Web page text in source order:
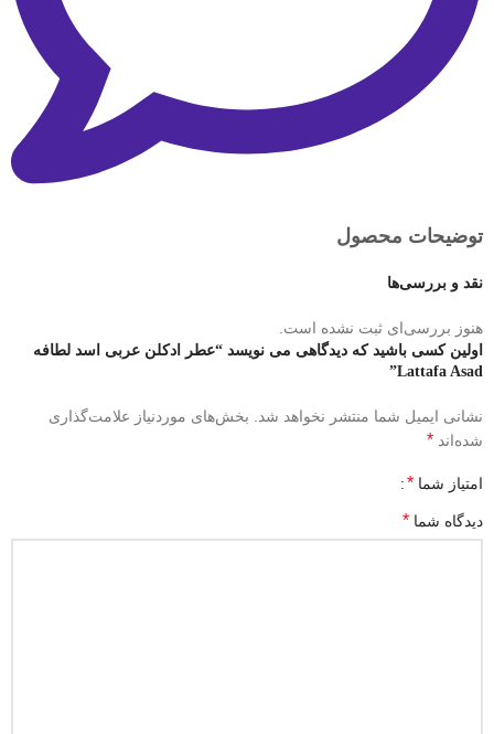
توضیحات محصول
نقد و بررسی‌ها
هنوز بررسی‌ای ثبت نشده است.
اولین کسی باشید که دیدگاهی می نویسد “عطر ادکلن عربی اسد لطافه
Lattafa Asad”
نشانی ایمیل شما منتشر نخواهد شد.
بخش‌های موردنیاز علامت‌گذاری
شده‌اند *
امتیاز شما *
دیدگاه شما *